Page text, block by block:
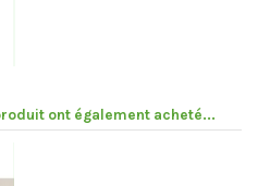
ont également acheté...